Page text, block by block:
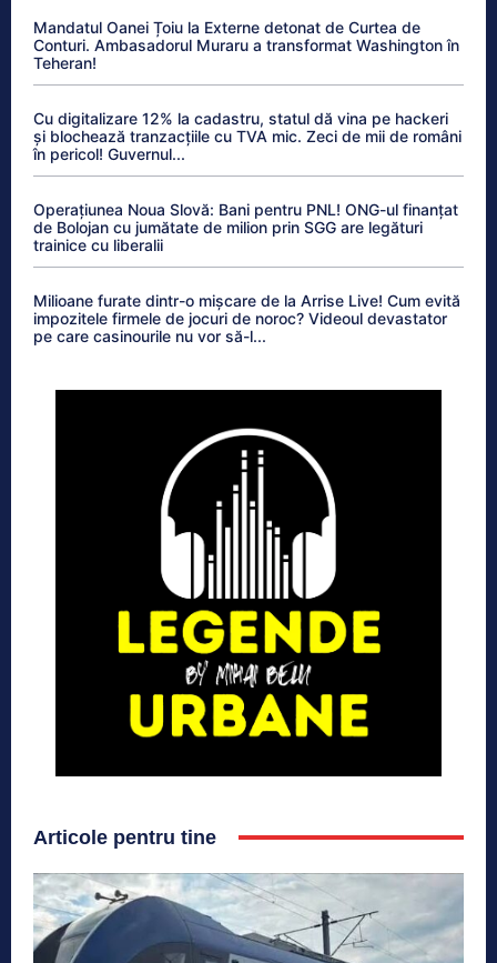
Mandatul Oanei Țoiu la Externe detonat de Curtea de
Conturi. Ambasadorul Muraru a transformat Washington în
Teheran!
Cu digitalizare 12% la cadastru, statul dă vina pe hackeri
și blochează tranzacțiile cu TVA mic. Zeci de mii de români
în pericol! Guvernul...
Operațiunea Noua Slovă: Bani pentru PNL! ONG-ul finanțat
de Bolojan cu jumătate de milion prin SGG are legături
trainice cu liberalii
Milioane furate dintr-o mișcare de la Arrise Live! Cum evită
impozitele firmele de jocuri de noroc? Videoul devastator
pe care casinourile nu vor să-l...
Articole pentru tine